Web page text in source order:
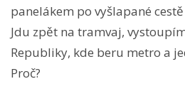
panelákem po vyšlapané
Jdu zpět na tramvaj,
Republiky, kde beru metro a
Proč?